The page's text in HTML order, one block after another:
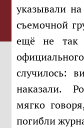
указывали
съемочной
ещё не так
случилось:
наказали.
мягко
погибли